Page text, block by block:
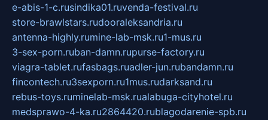
e-abis-1-c.rusindika01.ruvenda-festival.ru
store-brawlstars.rudooraleksandria.ru
antenna-highly.rumine-lab-msk.ru1-mus.ru
3-sex-porn.ruban-damn.rupurse-factory.ru
viagra-tablet.rufasbags.ruadler-jun.rubandamn.ru
fincontech.ru3sexporn.ru1mus.rudarksand.ru
rebus-toys.ruminelab-msk.rualabuga-cityhotel.ru
medsprawo-4-ka.ru2864420.rublagodarenie-spb.ru